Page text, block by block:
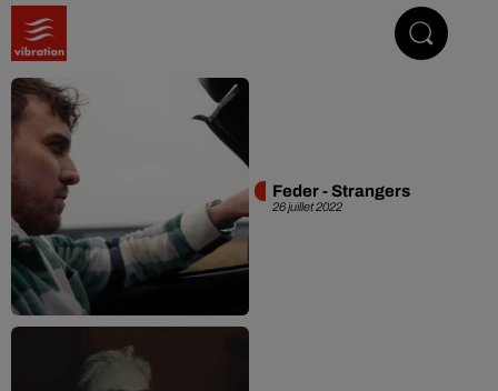
26 juillet 2022
Feder - Strangers